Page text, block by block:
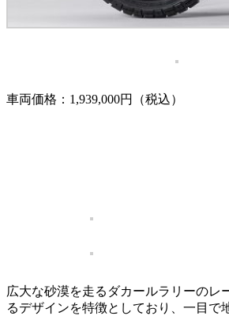
車両価格：1,939,000円（税込）
広大な砂漠を走るダカールラリーのレ
るデザインを特徴としており、一目で